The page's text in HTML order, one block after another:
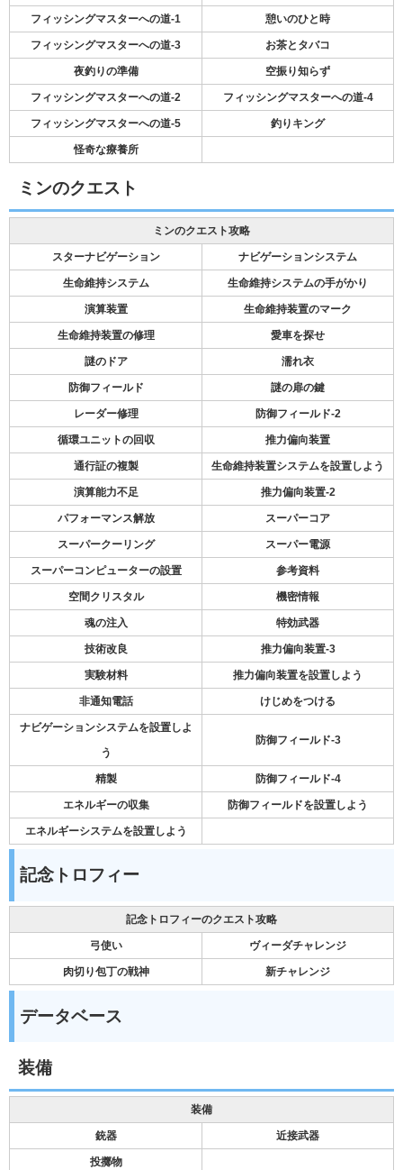
フィッシングマスターへの道-1 憩いのひと時
フィッシングマスターへの道-3 お茶とタバコ
夜釣りの準備 空振り知らず
フィッシングマスターへの道-2 フィッシングマスターへの道-4
フィッシングマスターへの道-5 釣りキング
怪奇な療養所
ミンのクエスト
ミンのクエスト攻略
スターナビゲーション ナビゲーションシステム
生命維持システム 生命維持システムの手がかり
演算装置 生命維持装置のマーク
生命維持装置の修理 愛車を探せ
謎のドア 濡れ衣
防御フィールド 謎の扉の鍵
レーダー修理 防御フィールド-2
循環ユニットの回収 推力偏向装置
通行証の複製 生命維持装置システムを設置しよう
演算能力不足 推力偏向装置-2
パフォーマンス解放 スーパーコア
スーパークーリング スーパー電源
スーパーコンピューターの設置 参考資料
空間クリスタル 機密情報
魂の注入 特効武器
技術改良 推力偏向装置-3
実験材料 推力偏向装置を設置しよう
非通知電話 けじめをつける
ナビゲーションシステムを設置しよ
う
防御フィールド-3
精製 防御フィールド-4
エネルギーの収集 防御フィールドを設置しよう
エネルギーシステムを設置しよう
記念トロフィー
記念トロフィーのクエスト攻略
弓使い ヴィーダチャレンジ
肉切り包丁の戦神 新チャレンジ
データベース
装備
装備
銃器 近接武器
投擲物